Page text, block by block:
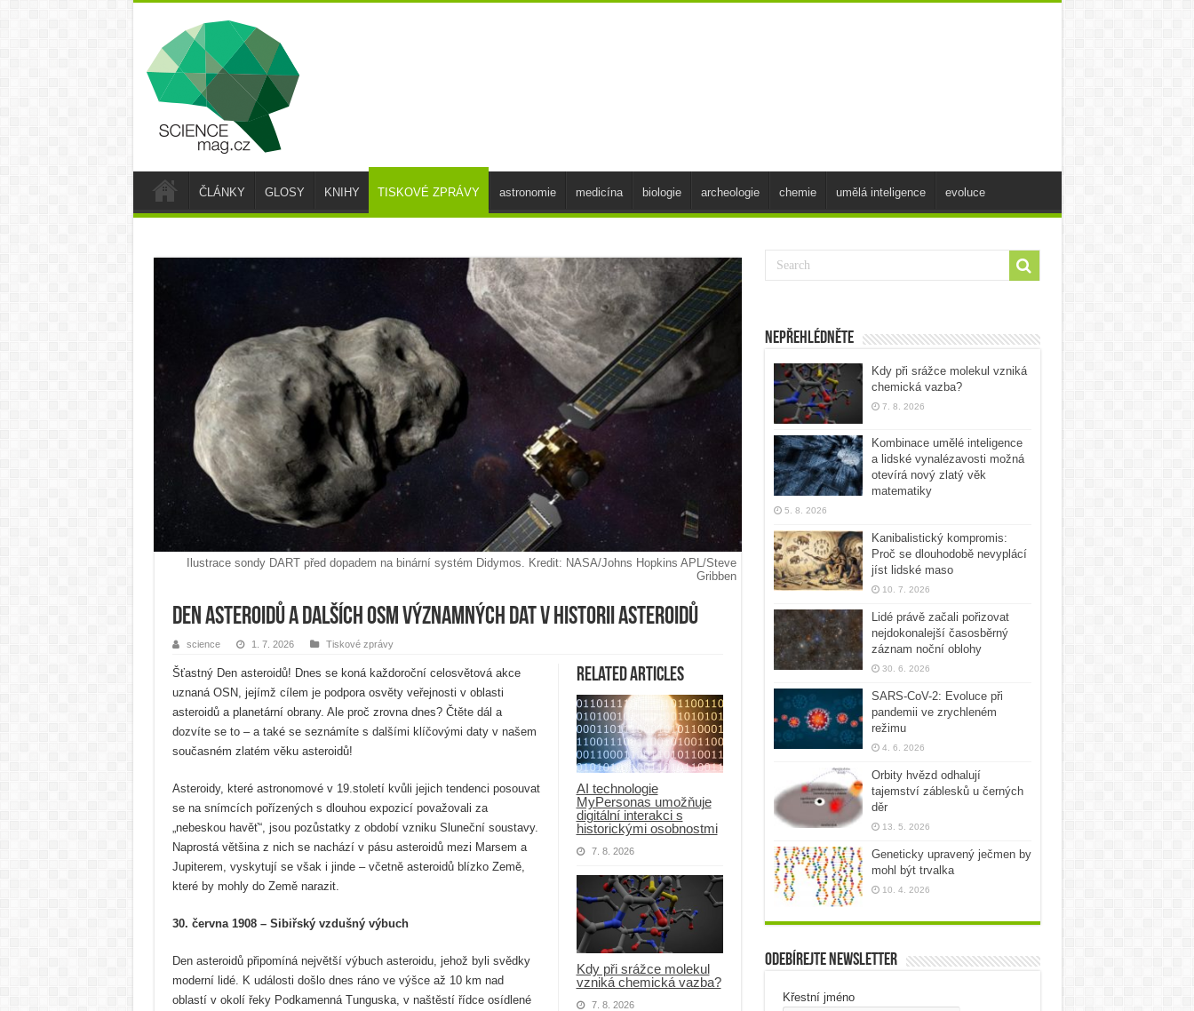
ČLÁNKY GLOSY KNIHY TISKOVÉ ZPRÁVY astronomie medicína biologie archeologie chemie umělá inteligence evoluce
Ilustrace sondy DART před dopadem na binární systém Didymos. Kredit: NASA/Johns Hopkins APL/Steve
Gribben
Den asteroidů a dalších osm významných dat v historii asteroidů
science 1. 7. 2026 Tiskové zprávy
Related Articles
AI technologie
MyPersonas umožňuje
digitální interakci s
historickými osobnostmi
7. 8. 2026
Kdy při srážce molekul
vzniká chemická vazba?
7. 8. 2026
Šťastný Den asteroidů! Dnes se koná každoroční celosvětová akce
uznaná OSN, jejímž cílem je podpora osvěty veřejnosti v oblasti
asteroidů a planetární obrany. Ale proč zrovna dnes? Čtěte dál a
dozvíte se to – a také se seznámíte s dalšími klíčovými daty v našem
současném zlatém věku asteroidů!
Asteroidy, které astronomové v 19.století kvůli jejich tendenci posouvat
se na snímcích pořízených s dlouhou expozicí považovali za
„nebeskou havěť“, jsou pozůstatky z období vzniku Sluneční soustavy.
Naprostá většina z nich se nachází v pásu asteroidů mezi Marsem a
Jupiterem, vyskytují se však i jinde – včetně asteroidů blízko Země,
které by mohly do Země narazit.
30. června 1908 – Sibiřský vzdušný výbuch
Den asteroidů připomíná největší výbuch asteroidu, jehož byli svědky
moderní lidé. K události došlo dnes ráno ve výšce až 10 km nad
oblastí v okolí řeky Podkamenná Tunguska, v naštěstí řídce osídlené
Nepřehlédněte
Kdy při srážce molekul vzniká
chemická vazba?
7. 8. 2026
Kombinace umělé inteligence
a lidské vynalézavosti možná
otevírá nový zlatý věk
matematiky
5. 8. 2026
Kanibalistický kompromis:
Proč se dlouhodobě nevyplácí
jíst lidské maso
10. 7. 2026
Lidé právě začali pořizovat
nejdokonalejší časosběrný
záznam noční oblohy
30. 6. 2026
SARS-CoV-2: Evoluce při
pandemii ve zrychleném
režimu
4. 6. 2026
Orbity hvězd odhalují
tajemství záblesků u černých
děr
13. 5. 2026
Geneticky upravený ječmen by
mohl být trvalka
10. 4. 2026
Odebírejte newsletter
Křestní jméno